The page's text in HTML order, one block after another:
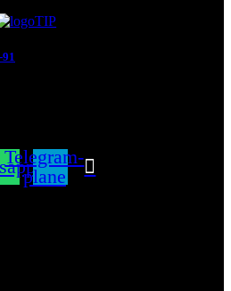
91
Telegram-
plane